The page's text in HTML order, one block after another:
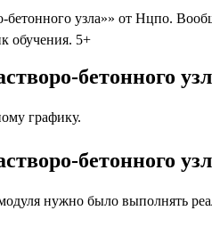
бетонного узла»» от Нцпо.
обучения. 5+
бетонного
графику.
бетонного
нужно было выполнять